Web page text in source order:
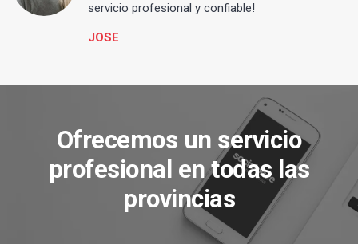
servicio profesional y confiable!
JOSE
Ofrecemos un servicio
profesional en todas las
provincias